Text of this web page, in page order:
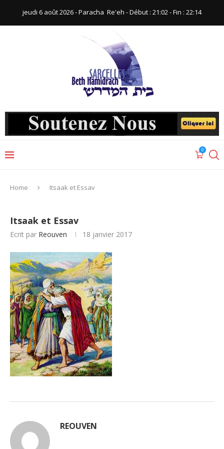
jeudi 6 août 2026 - Paracha ‪ Re'eh‬ - Début : 21:02‬ - Fin : ‪22:14‬
0
Home Itsaak et Essav
Itsaak et Essav
Ecrit par Reouven 18 janvier 2017
REOUVEN